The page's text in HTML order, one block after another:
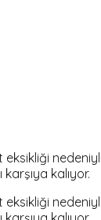
kalıyor.